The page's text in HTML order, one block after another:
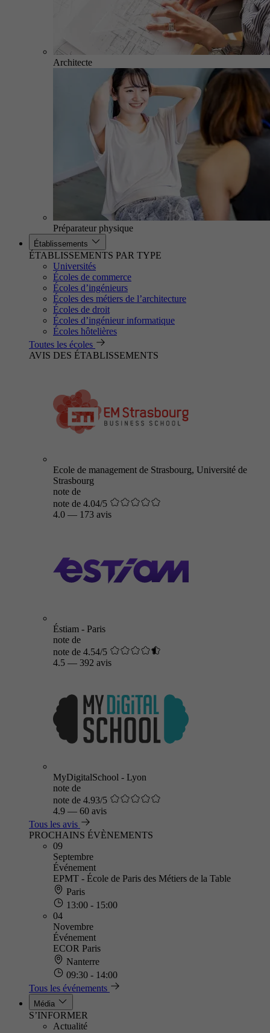
Architecte
Préparateur physique
Établissements
ÉTABLISSEMENTS PAR TYPE
Universités
Écoles de commerce
Écoles d’ingénieurs
Écoles des métiers de l’architecture
Écoles de droit
Écoles d’ingénieur informatique
Écoles hôtelières
Toutes les écoles
AVIS DES ÉTABLISSEMENTS
Ecole de management de Strasbourg, Université de
Strasbourg
note de
note de 4.04/5
4.0 — 173 avis
Éstiam - Paris
note de
note de 4.54/5
4.5 — 392 avis
MyDigitalSchool - Lyon
note de
note de 4.93/5
4.9 — 60 avis
Tous les avis
PROCHAINS ÉVÈNEMENTS
09
Septembre
Événement
EPMT - École de Paris des Métiers de la Table
Paris
13:00 - 15:00
04
Novembre
Événement
ECOR Paris
Nanterre
09:30 - 14:00
Tous les événements
Média
S’INFORMER
Actualité